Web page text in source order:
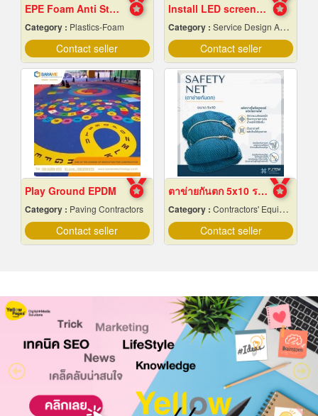
EPE Foam Anti Static
Category : Plastics-Foam
Contact seller
Install LED screens inside the auditorium
Category : Service Design And Advertising 24 Hours.
Contact seller
Play Ground EPDM
Category : Paving Contractors
Contact seller
ตาข่ายกันตก 5x10 ราคาถูก
Category : Contractors' Equipment & Supplies-Renting
Contact seller